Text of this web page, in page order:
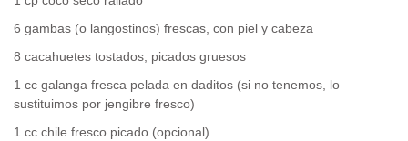
6 gambas (o langostinos) frescas, con piel y cabeza
8 cacahuetes tostados, picados gruesos
1 cc galanga fresca pelada en daditos (si no tenemos, lo
sustituimos por jengibre fresco)
1 cc chile fresco picado (opcional)